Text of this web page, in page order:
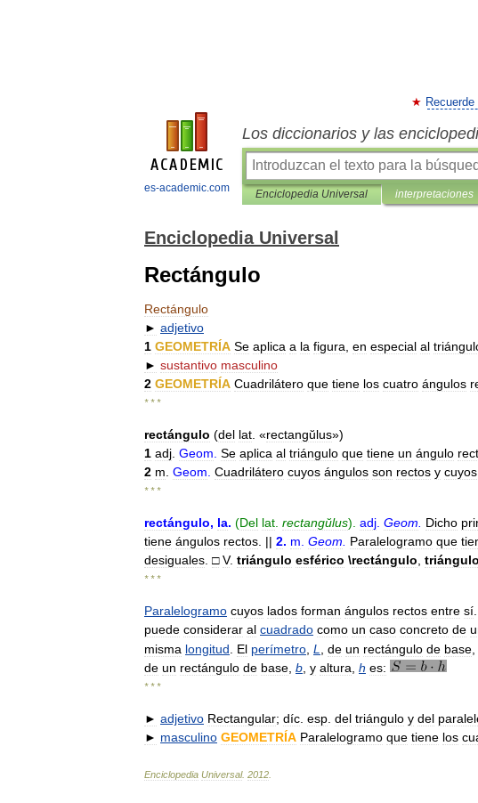
es-academic.com
Los diccionarios y las
Enciclopedia Universal interpretaciones
Enciclopedia Universal
Rectángulo
Rectángulo
► adjetivo
1 GEOMETRÍA Se aplica a la figura en especial al
► sustantivo masculino
2 GEOMETRÍA Cuadrilátero que tiene los cuatro ángulos
* * *
rectángulo (del lat . «rectangŭlus»)
1 adj Geom Se aplica al triángulo que tiene un ángulo
2 m Geom Cuadrilátero cuyos ángulos son rectos y cuyos
* * *
rectángulo, la. (Del lat rectangŭlus). adj Geom Dicho
tiene ángulos rectos . || 2. m Geom Paralelogramo que
desiguales □ V. triángulo esférico \rectángulo triángulo
* * *
Paralelogramo cuyos lados forman ángulos rectos entre sí
puede considerar al cuadrado como un caso concreto de
misma longitud El perímetro L de un rectángulo de base
de un rectángulo de base b y altura h es:
* * *
► adjetivo Rectangular; díc esp del triángulo y del
► masculino GEOMETRÍA Paralelogramo que tiene los
Enciclopedia Universal. 2012